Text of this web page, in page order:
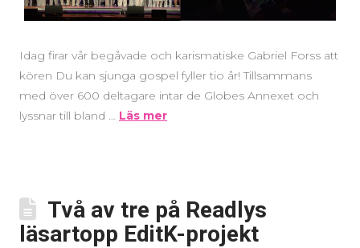
Idag firar vår begåvade och karismatiske Gabriel Forss att
kören Du kan sjunga gospel fyller tio år! Tillsammans
med över 600 deltagare intar de Globes Annexet och
lyssnar till bland … Läs mer
Två av tre på Readlys
läsartopp EditK-projekt